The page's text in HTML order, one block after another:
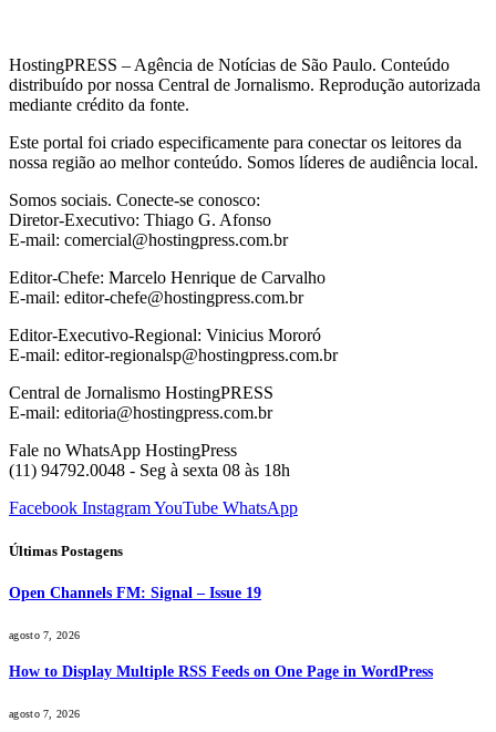
HostingPRESS – Agência de Notícias de São Paulo. Conteúdo
distribuído por nossa Central de Jornalismo. Reprodução autorizada
mediante crédito da fonte.
Este portal foi criado especificamente para conectar os leitores da
nossa região ao melhor conteúdo. Somos líderes de audiência local.
Somos sociais. Conecte-se conosco:
Diretor-Executivo: Thiago G. Afonso
E-mail: comercial@hostingpress.com.br
Editor-Chefe: Marcelo Henrique de Carvalho
E-mail: editor-chefe@hostingpress.com.br
Editor-Executivo-Regional: Vinicius Mororó
E-mail: editor-regionalsp@hostingpress.com.br
Central de Jornalismo HostingPRESS
E-mail: editoria@hostingpress.com.br
Fale no WhatsApp HostingPress
(11) 94792.0048 - Seg à sexta 08 às 18h
Facebook InstagramYouTube WhatsApp
Últimas Postagens
Open Channels FM: Signal – Issue 19
agosto 7, 2026
How to Display Multiple RSS Feeds on One Page in WordPress
agosto 7, 2026